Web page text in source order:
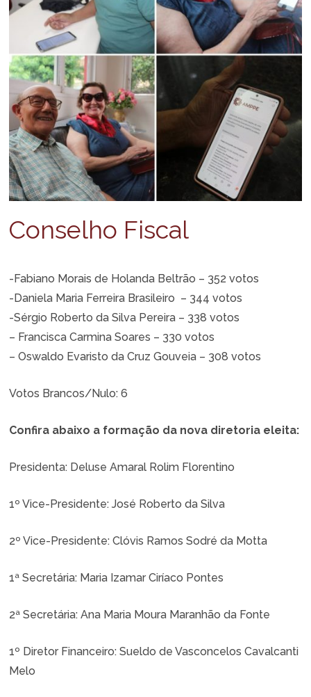
Conselho Fiscal
-Fabiano Morais de Holanda Beltrão – 352 votos
-Daniela Maria Ferreira Brasileiro – 344 votos
-Sérgio Roberto da Silva Pereira – 338 votos
– Francisca Carmina Soares – 330 votos
– Oswaldo Evaristo da Cruz Gouveia – 308 votos
Votos Brancos/Nulo: 6
Confira abaixo a formação da nova diretoria eleita:
Presidenta: Deluse Amaral Rolim Florentino
1º Vice-Presidente: José Roberto da Silva
2º Vice-Presidente: Clóvis Ramos Sodré da Motta
1ª Secretária: Maria Izamar Ciríaco Pontes
2ª Secretária:Ana Maria Moura Maranhão da Fonte
1º Diretor Financeiro: Sueldo de Vasconcelos Cavalcanti
Melo